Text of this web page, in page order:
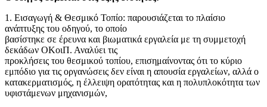
1. Εισαγωγή & Θεσμικό Τοπίο: παρουσιάζεται το πλαίσιο
ανάπτυξης του οδηγού, το οποίο
βασίστηκε σε έρευνα και βιωματικά εργαλεία με τη συμμετοχή
δεκάδων ΟΚοιΠ. Αναλύει τις
προκλήσεις του θεσμικού τοπίου, επισημαίνοντας ότι το κύριο
εμπόδιο για τις οργανώσεις δεν είναι η απουσία εργαλείων, αλλά ο
κατακερματισμός, η έλλειψη ορατότητας και η πολυπλοκότητα των
υφιστάμενων μηχανισμών,